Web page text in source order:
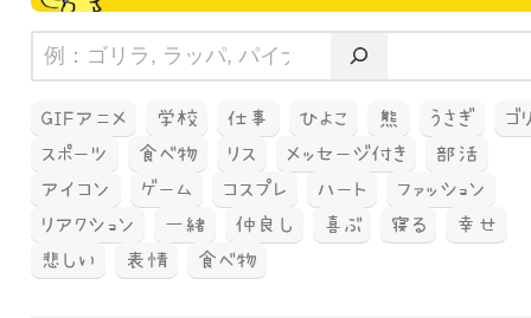
GIFアニメ 学校 仕事 ひよこ 熊 うさぎ
ゴ
スポーツ
食べ物 リス メッセージ付き
部活
アイコン
ゲーム コスプレ ハート
ファッション
リアクション
一緒 仲良し 喜ぶ 寝る
幸せ
悲しい
表情 食べ物